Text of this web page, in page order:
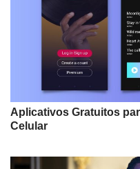
Aplicativos Gratuitos
Celular